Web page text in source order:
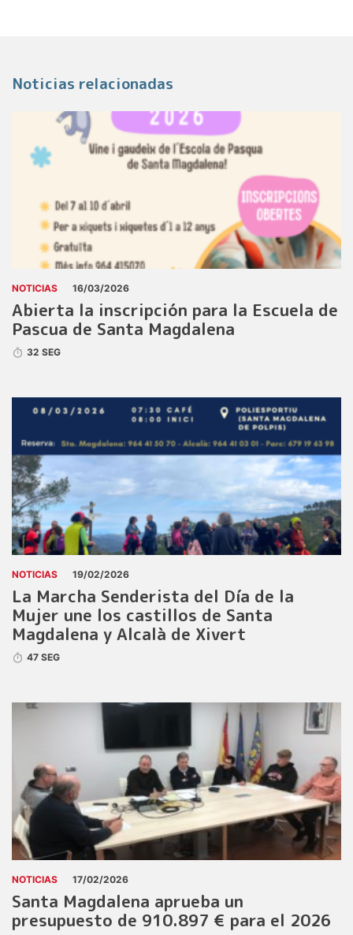
Noticias relacionadas
NOTICIAS 16/03/2026
Abierta la inscripción para la Escuela de
Pascua de Santa Magdalena
32 SEG
NOTICIAS 19/02/2026
La Marcha Senderista del Día de la
Mujer une los castillos de Santa
Magdalena y Alcalà de Xivert
47 SEG
NOTICIAS 17/02/2026
Santa Magdalena aprueba un
presupuesto de 910.897 € para el 2026